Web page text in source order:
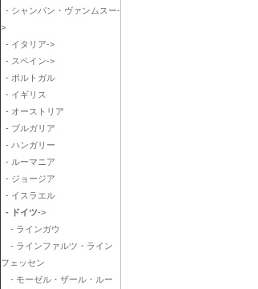
- シャンパン・ヴァンムスー-
>
- イタリア->
- スペイン->
- ポルトガル
- イギリス
- オーストリア
- ブルガリア
- ハンガリー
- ルーマニア
- ジョージア
- イスラエル
- ドイツ->
- ラインガウ
- ラインファルツ・ライン
フェッセン
- モーゼル・ザール・ルー